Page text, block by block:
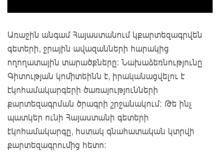
Առաջին անգամ Հայաստանում կքարտեզագրվեն
գետերի, ջրային ավազանների հարակից
ողողատային տարածքները: Նախաձեռնությունը
Գիտության կոմիտեինն է, իրականացվելու է
էկոհամակարգերի ծառայությունների
քարտեզագրման ծրագրի շրջանակում: Թե ինչ
պատկեր ունի Հայաստանի գետերի
էկոհամակարգը, հստակ գնահատական կտրվի
քարտեզագրումից հետո: